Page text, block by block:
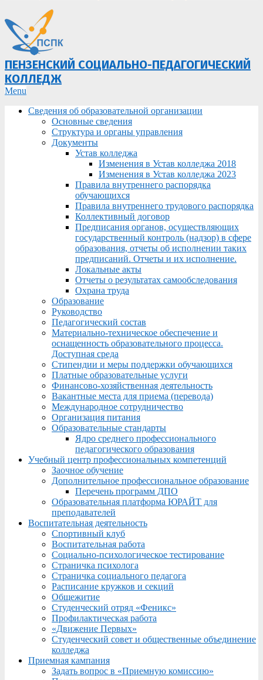
ПЕНЗЕНСКИЙ СОЦИАЛЬНО-ПЕДАГОГИЧЕСКИЙ
КОЛЛЕДЖ
Primary
Menu
Menu
Сведения об образовательной организации
Основные сведения
Структура и органы управления
Документы
Устав колледжа
Изменения в Устав колледжа 2018
Изменения в Устав колледжа 2023
Правила внутреннего распорядка
обучающихся
Правила внутреннего трудового распорядка
Коллективный договор
Предписания органов, осуществляющих
государственный контроль (надзор) в сфере
образования, отчеты об исполнении таких
предписаний. Отчеты и их исполнение.
Локальные акты
Отчеты о результатах самообследования
Охрана труда
Образование
Руководство
Педагогический состав
Материально-техническое обеспечение и
оснащенность образовательного процесса.
Доступная среда
Стипендии и меры поддержки обучающихся
Платные образовательные услуги
Финансово-хозяйственная деятельность
Вакантные места для приема (перевода)
Международное сотрудничество
Организация питания
Образовательные стандарты
Ядро среднего профессионального
педагогического образования
Учебный центр профессиональных компетенций
Заочное обучение
Дополнительное профессиональное образование
Перечень программ ДПО
Образовательная платформа ЮРАЙТ для
преподавателей
Воспитательная деятельность
Спортивный клуб
Воспитательная работа
Социально-психологическое тестирование
Страничка психолога
Страничка социального педагога
Расписание кружков и секций
Общежитие
Студенческий отряд «Феникс»
Профилактическая работа
«Движение Первых»
Студенческий совет и общественные объединение
колледжа
Приемная кампания
Задать вопрос в «Приемную комиссию»